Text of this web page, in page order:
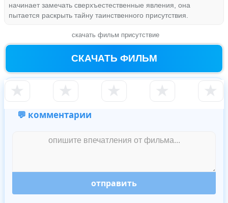
начинает замечать сверхъестественные явления, она
пытается раскрыть тайну таинственного присутствия.
скачать фильм присутствие
СКАЧАТЬ ФИЛЬМ
★ ★ ★ ★ ★
💬 комментарии
отправить